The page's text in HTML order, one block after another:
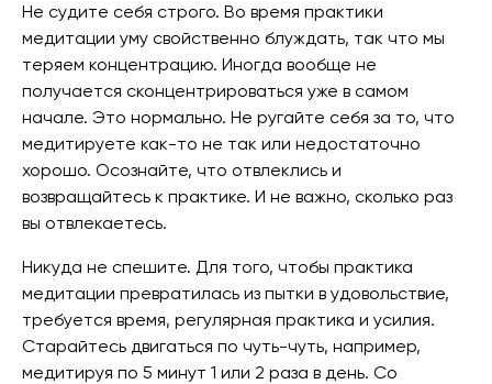
Не судите себя строго. Во время практики
медитации уму свойственно блуждать, так что мы
теряем концентрацию. Иногда вообще не
получается сконцентрироваться уже в самом
начале. Это нормально. Не ругайте себя за то, что
медитируете как-то не так или недостаточно
хорошо. Осознайте, что отвлеклись и
возвращайтесь к практике. И не важно, сколько раз
вы отвлекаетесь.
Никуда не спешите. Для того, чтобы практика
медитации превратилась из пытки в удовольствие,
требуется время, регулярная практика и усилия.
Старайтесь двигаться по чуть-чуть, например,
медитируя по 5 минут 1 или 2 раза в день. Со